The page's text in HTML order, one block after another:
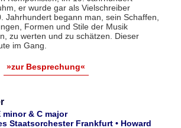
er wurde gar als Vielschreiber
Jahrhundert begann man, sein Schaffen,
Formen und Stile der Musik
zu werten und zu schätzen. Dieser
im Gang.
»zur Besprechung«
& C major
Staatsorchester Frankfurt • Howard